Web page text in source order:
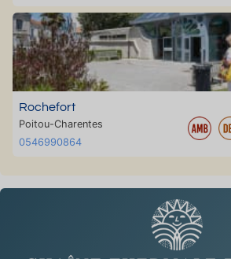
Rochefort
Poitou-Charentes
0546990864